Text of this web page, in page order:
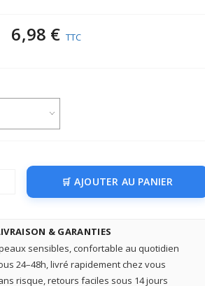
6,98 € TTC
AJOUTER AU PANIER
& GARANTIES
sensibles, confortable au quotidien
24–48h, livré rapidement chez vous
risque, retours faciles sous 14 jours